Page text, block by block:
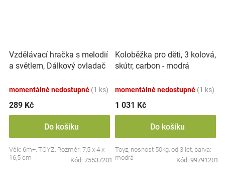
Vzdělávací hračka s melodií
a světlem, Dálkový ovladač
momentálně nedostupné (1 ks)
289 Kč
Do košíku
Věk: 6m+, TOYZ, Rozměr: 7,5 x 4 x
16,5 cm
Kód: 75537201
Koloběžka pro děti, 3 kolová,
skútr, carbon - modrá
momentálně nedostupné (1 ks)
1 031 Kč
Do košíku
Toyz, nosnost 50kg, od 3 let, barva:
modrá
Kód: 99791201